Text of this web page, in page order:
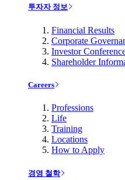
투자자 정보
Financial Results
Corporate
Investor
Shareholder
Careers
Professions
Life
Training
Locations
How to Apply
경영 철학